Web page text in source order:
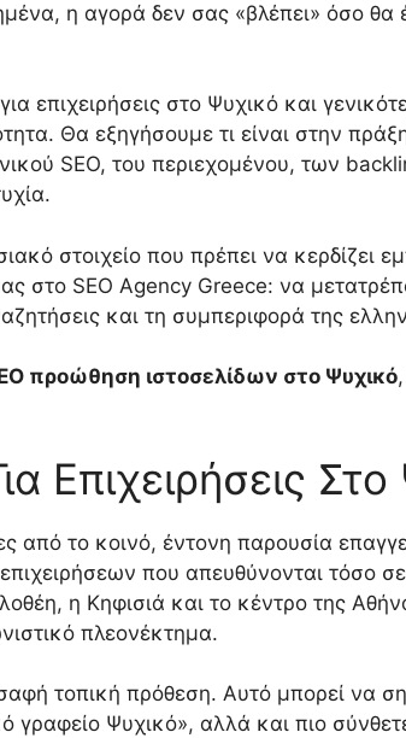
η αγορά δεν σας «βλέπει» όσο θα
στο Ψυχικό και
Θα εξηγήσουμε τι είναι στην
SEO, του περιεχομένου, των
στοιχείο που πρέπει να κερδίζει
στο SEO Agency Greece: να
και τη συμπεριφορά της
προώθηση ιστοσελίδων στο Ψυχικό
Επιχειρήσεις
από το κοινό, έντονη παρουσία
που απευθύνονται τόσο
η Κηφισιά και το κέντρο της
πλεονέκτημα.
τοπική πρόθεση. Αυτό μπορεί να
γραφείο Ψυχικό», αλλά και πιο